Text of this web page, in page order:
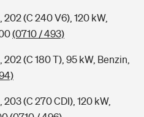
(C 240 V6), 120 kW,
(0710 / 493)
(C 180 T), 95 kW, Benzin,
(C 270 CDI), 120 kW,